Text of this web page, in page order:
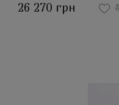
26 270 грн